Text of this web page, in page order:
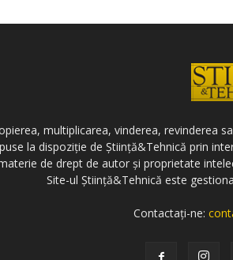
multiplicarea, vinderea, revinderea
la dispoziție de Știință&Tehnică prin
de drept de autor și proprietate
Site-ul Știință&Tehnică este
Contactați-ne: